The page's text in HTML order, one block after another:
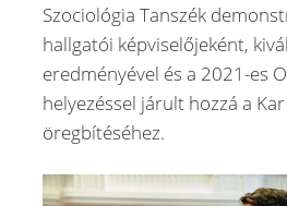
Szociológia Tanszék
hallgatói képviselőjeként,
eredményével és a 2021-es
helyezéssel járult hozzá a
öregbítéséhez.